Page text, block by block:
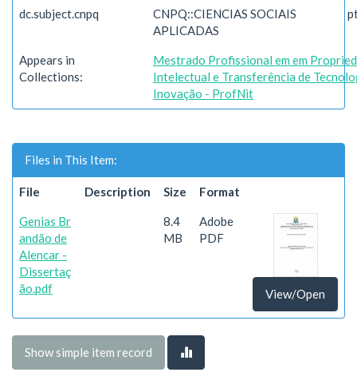
dc.subject.cnpq
CNPQ::CIENCIAS SOCIAIS
APLICADAS
Appears in
Collections:
Mestrado Profissional em em
Intelectual e Transferência de
Inovação - ProfNit
Files in This Item:
File Description Size Format
Genias Br
andão de
Alencar -
Dissertaç
ão.pdf
8.4
MB
Adobe
PDF
View/Open
Show simple item record